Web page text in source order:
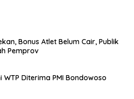
Bonus Atlet Belum Cair, Publik
Pemprov
Diterima PMI Bondowoso